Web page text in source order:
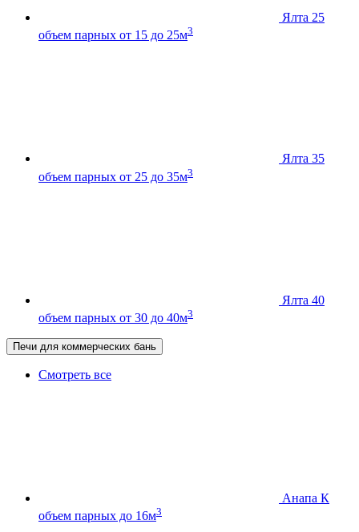
Ялта 25
объем парных от 15 до 25м3
Ялта 35
объем парных от 25 до 35м3
Ялта 40
объем парных от 30 до 40м3
Печи для коммерческих бань
Смотреть все
Анапа К
объем парных до 16м3